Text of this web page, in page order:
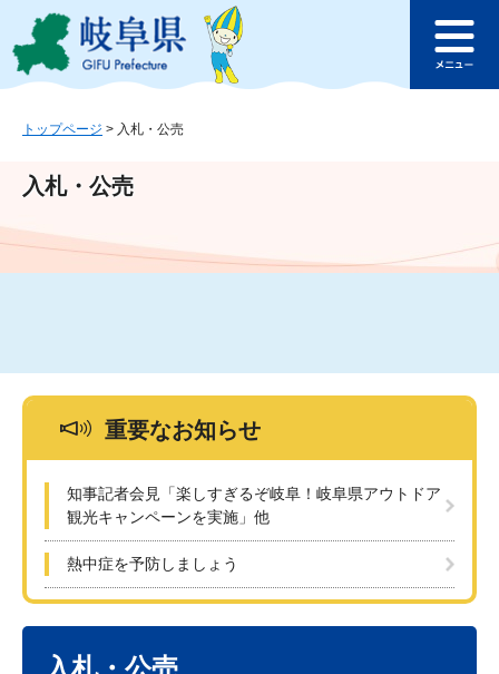
ジ
ュ
文
このページの本文へ
ュ
トップページ > 入札・公売
入札・公売
重要なお知らせ
知事記者会見「楽しすぎるぞ岐阜！岐阜県アウトドア
観光キャンペーンを実施」他
熱中症を予防しましょう
入札・公売